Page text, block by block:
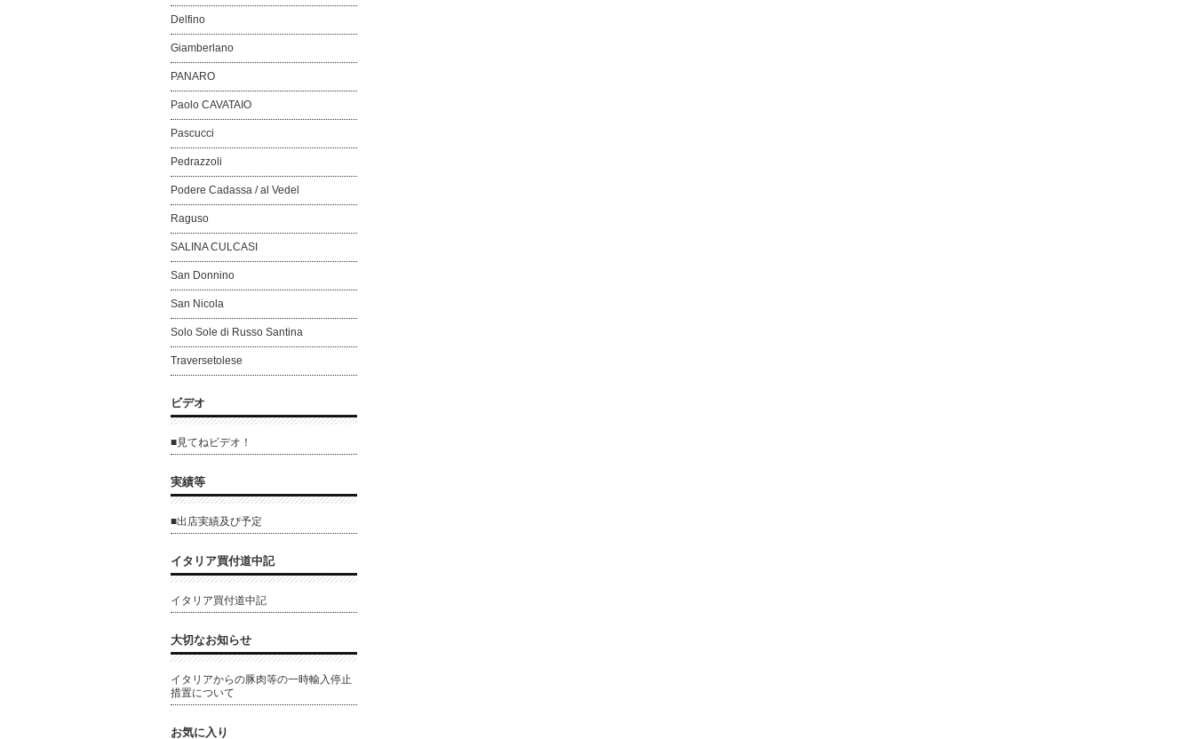
Delfino
Giamberlano
PANARO
Paolo CAVATAIO
Pascucci
Pedrazzoli
Podere Cadassa / al Vedel
Raguso
SALINA CULCASI
San Donnino
San Nicola
Solo Sole di Russo Santina
Traversetolese
ビデオ
■見てねビデオ！
実績等
■出店実績及び予定
イタリア買付道中記
イタリア買付道中記
大切なお知らせ
イタリアからの豚肉等の一時輸入停止
措置について
お気に入り